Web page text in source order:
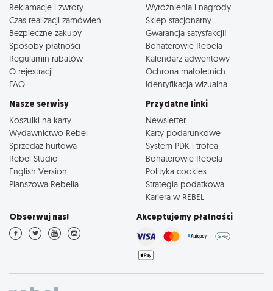
Reklamacje i zwroty
Czas realizacji zamówień
Bezpieczne zakupy
Sposoby płatności
Regulamin rabatów
O rejestracji
FAQ
Wyróżnienia i nagrody
Sklep stacjonarny
Gwarancja satysfakcji!
Bohaterowie Rebela
Kalendarz adwentowy
Ochrona małoletnich
Identyfikacja wizualna
Nasze serwisy
Koszulki na karty
Wydawnictwo Rebel
Sprzedaż hurtowa
Rebel Studio
English Version
Planszowa Rebelia
Przydatne linki
Newsletter
Karty podarunkowe
System PDK i trofea
Bohaterowie Rebela
Polityka cookies
Strategia podatkowa
Kariera w REBEL
Obserwuj nas! Akceptujemy płatności